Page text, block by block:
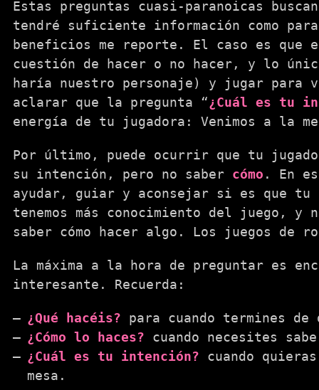
Estas preguntas cuasi-paranoicas
tendré suficiente información como para
beneficios me reporte. El caso es
cuestión de hacer o no hacer, y lo
haría nuestro personaje) y jugar para
aclarar que la pregunta “¿Cuál es tu
energía de tu jugadora: Venimos a la
Por último, puede ocurrir que tu
su intención, pero no saber cómo . En
ayudar, guiar y aconsejar si es que tu
tenemos más conocimiento del juego,
saber cómo hacer algo. Los juegos de
La máxima a la hora de preguntar es
interesante. Recuerda:
¿Qué hacéis? para cuando termines
¿Cómo lo haces? cuando necesites
¿Cuál es tu intención? cuando
mesa.